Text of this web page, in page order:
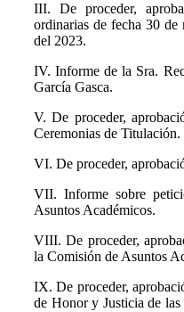
III. De proceder,
ordinarias de fecha 30
del 2023.
IV. Informe de la Sra.
García Gasca.
V. De proceder,
Ceremonias de Titulación.
VI. De proceder,
VII. Informe sobre
Asuntos Académicos.
VIII. De proceder,
la Comisión de Asuntos
IX. De proceder,
de Honor y Justicia de